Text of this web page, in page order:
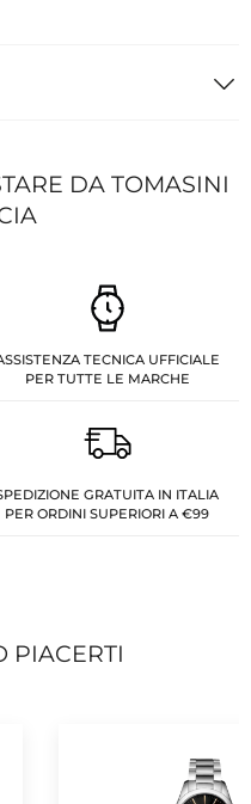
DA TOMASINI
TECNICA UFFICIALE
PER TUTTE LE MARCHE
GRATUITA IN ITALIA
PER ORDINI SUPERIORI A €99
PIACERTI